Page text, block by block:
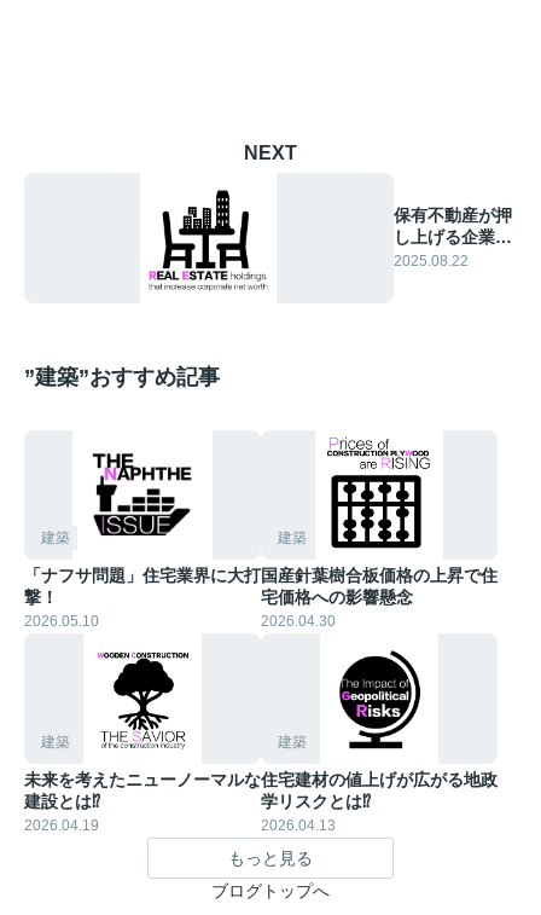
NEXT
保有不動産が押
し上げる企業の
純資産
2025.08.22
”建築”おすすめ記事
建築
「ナフサ問題」住宅業界に大打
撃！
2026.05.10
建築
国産針葉樹合板価格の上昇で住
宅価格への影響懸念
2026.04.30
建築
未来を考えたニューノーマルな
建設とは⁉︎
2026.04.19
建築
住宅建材の値上げが広がる地政
学リスクとは⁉︎
2026.04.13
もっと見る
ブログトップへ